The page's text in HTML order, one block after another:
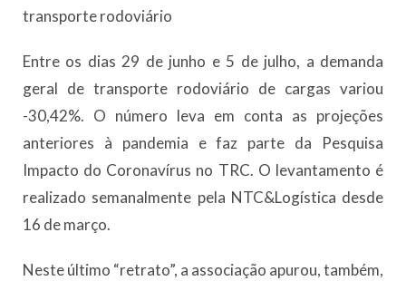
transporte rodoviário
Entre os dias 29 de junho e 5 de julho, a demanda
geral de transporte rodoviário de cargas variou
-30,42%. O número leva em conta as projeções
anteriores à pandemia e faz parte da Pesquisa
Impacto do Coronavírus no TRC. O levantamento é
realizado semanalmente pela NTC&Logística desde
16 de março.
Neste último “retrato”, a associação apurou, também,